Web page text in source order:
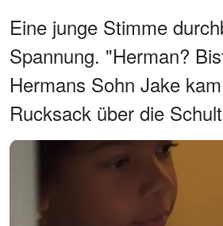
Eine junge Stimme
Spannung. "Herman?
Hermans Sohn Jake
Rucksack über die